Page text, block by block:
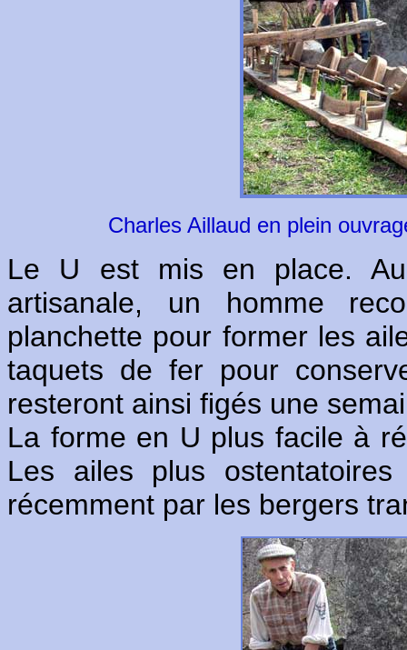
Charles Aillaud en plein
Le U est mis en place.
artisanale, un homme
planchette pour former les
taquets de fer pour
resteront ainsi figés une
La forme en U plus facile à
Les ailes plus
récemment par les bergers